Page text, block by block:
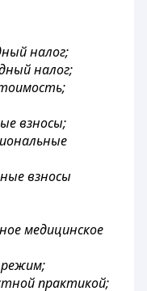
налог;
налог;
взносы;
взносы
медицинское
режим;
практикой;